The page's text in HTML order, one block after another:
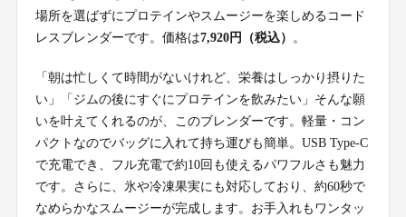
場所を選ばずにプロテインやスムージーを楽しめるコード
レスブレンダーです。価格は7,920円（税込） 。
「朝は忙しくて時間がないけれど、栄養はしっかり摂りた
い」「ジムの後にすぐにプロテインを飲みたい」そんな願
いを叶えてくれるのが、このブレンダーです。軽量・コン
パクトなのでバッグに入れて持ち運びも簡単。USB Type-C
で充電でき、フル充電で約10回も使えるパワフルさも魅力
です。さらに、氷や冷凍果実にも対応しており、約60秒で
なめらかなスムージーが完成します。お手入れもワンタッ